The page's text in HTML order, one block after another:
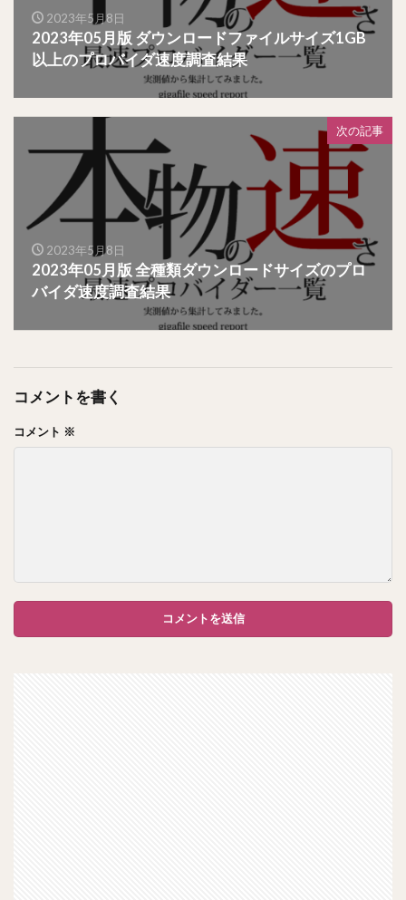
2023年5月8日
2023年05月版 ダウンロードファイルサイズ1GB
以上のプロバイダ速度調査結果
次の記事
2023年5月8日
2023年05月版 全種類ダウンロードサイズのプロ
バイダ速度調査結果
コメントを書く
コメント ※